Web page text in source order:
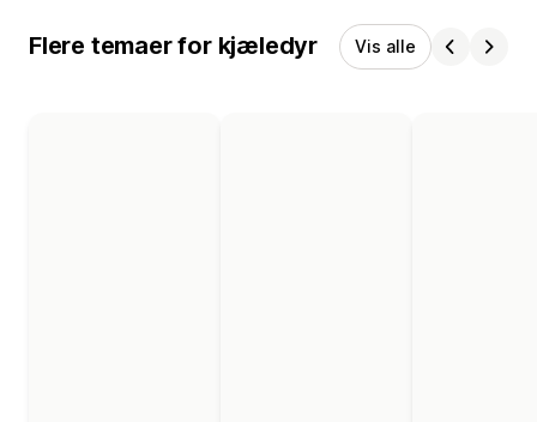
Flere temaer for kjæledyr Vis alle